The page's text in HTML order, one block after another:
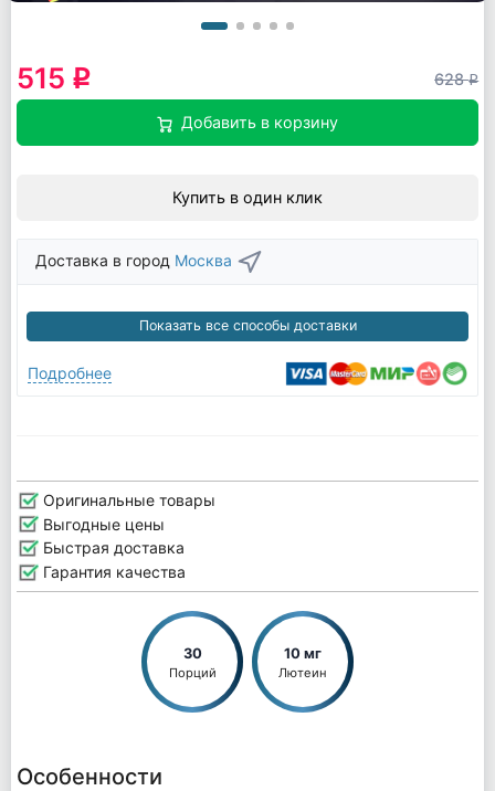
515 q 628q
Добавить в корзину
Купить в один клик
Доставка в город Москва
Показать все способы доставки
Подробнее
Оригинальные товары
Выгодные цены
Быстрая доставка
Гарантия качества
30
Порций
10 мг
Лютеин
Особенности